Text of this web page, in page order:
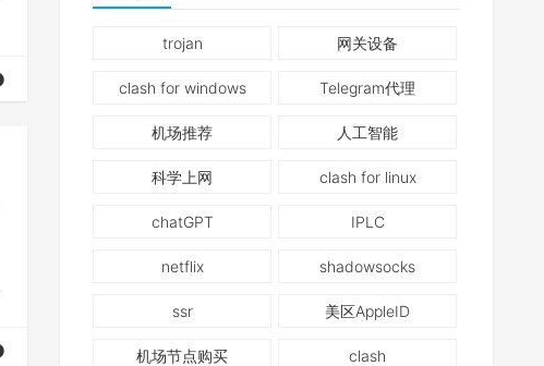
trojan 网关设备
clash for windows Telegram代理
机场推荐 人工智能
科学上网 clash for linux
chatGPT IPLC
netflix shadowsocks
ssr 美区AppleID
机场节点购买 clash